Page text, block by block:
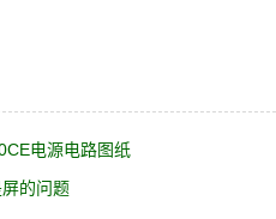
电源电路图纸
的问题